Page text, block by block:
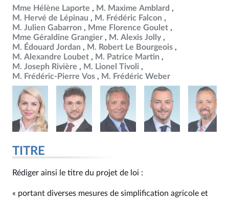
Mme Hélène Laporte
M. Maxime Amblard
M. Hervé de Lépinau
M. Frédéric Falcon
M. Julien Gabarron
Mme Florence Goulet
Mme Géraldine Grangier
M. Alexis Jolly
M. Édouard Jordan
M. Robert Le Bourgeois
M. Alexandre Loubet
M. Patrice Martin
M. Joseph Rivière
M. Lionel Tivoli
M. Frédéric-Pierre Vos
M. Frédéric Weber
TITRE
Rédiger ainsi le titre du projet de loi :
« portant diverses mesures de simplification agricole et